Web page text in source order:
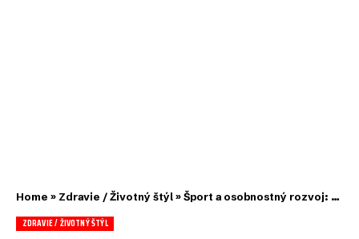
Home » Zdravie / Životný štýl»Šport a osobnostný rozvoj: Praktické výhody, rozvoj zručností a celoživotné vplyvy
ZDRAVIE / ŽIVOTNÝ ŠTÝL